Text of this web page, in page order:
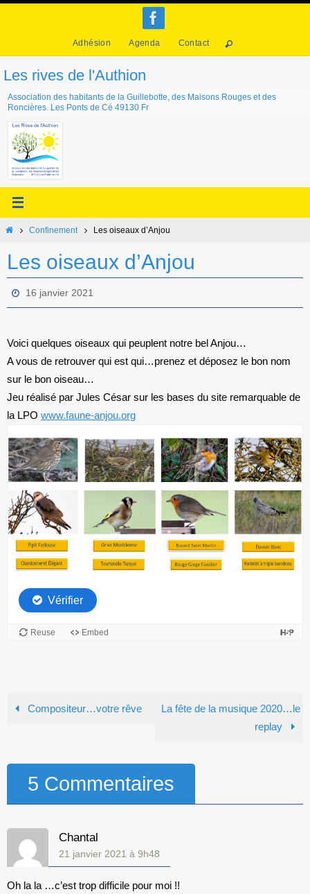
Adhésion Agenda Contact
Les rives de l'Authion
Association des habitants de la Guillebotte, des Maisons Rouges et des
Roncières. Les Ponts de Cé 49130 Fr
HomeConfinement Les oiseaux d’Anjou
Les oiseaux d’Anjou
16 janvier 2021
Voici quelques oiseaux qui peuplent notre bel Anjou…
A vous de retrouver qui est qui…prenez et déposez le bon nom
sur le bon oiseau…
Jeu réalisé par Jules César sur les bases du site remarquable de
la LPO www.faune-anjou.org
Compositeur…votre rêve
La fête de la musique 2020…le
replay
5 Commentaires
Chantal
21 janvier 2021 à 9h48
Oh la la …c’est trop difficile pour moi !!